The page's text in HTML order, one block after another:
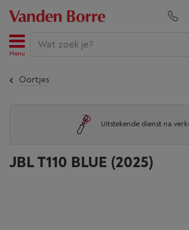
Menu
Oortjes
Uitstekende dienst na
JBL T110 BLUE (2025)